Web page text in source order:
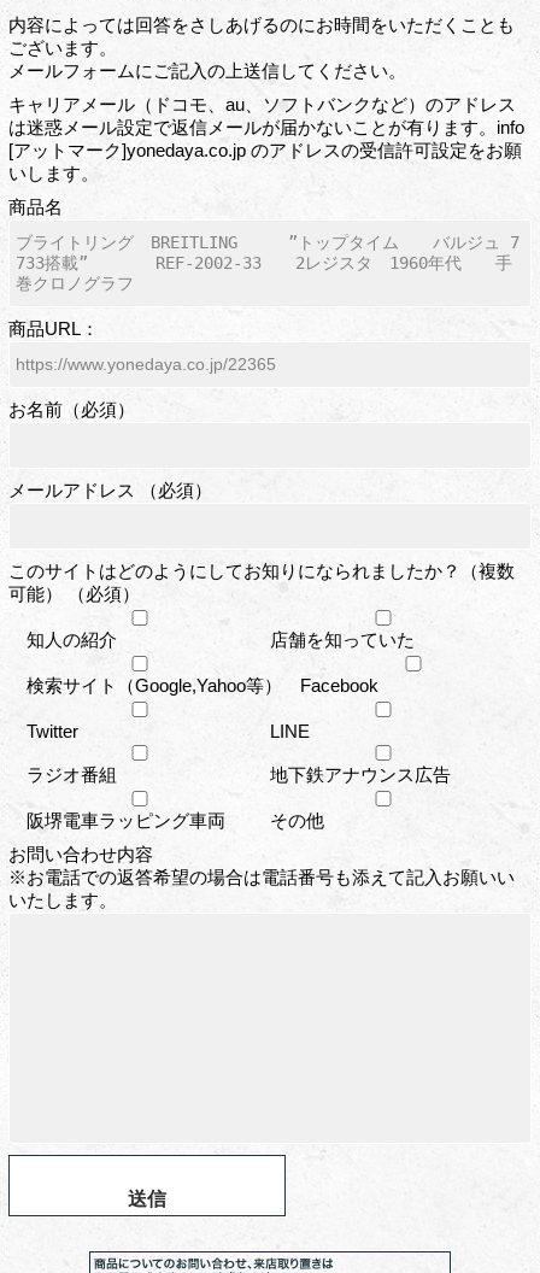
内容によっては回答をさしあげるのにお時間をいただくことも
ございます。
メールフォームにご記入の上送信してください。
キャリアメール（ドコモ、au、ソフトバンクなど）のアドレス
は迷惑メール設定で返信メールが届かないことが有ります。info
[アットマーク]yonedaya.co.jp のアドレスの受信許可設定をお願
いします。
商品名
商品URL：
お名前（必須）
メールアドレス （必須）
このサイトはどのようにしてお知りになられましたか？（複数
可能） （必須）
知人の紹介 店舗を知っていた
検索サイト（Google,Yahoo等） Facebook
Twitter LINE
ラジオ番組 地下鉄アナウンス広告
阪堺電車ラッピング車両
その他
お問い合わせ内容
※お電話での返答希望の場合は電話番号も添えて記入お願いい
いたします。